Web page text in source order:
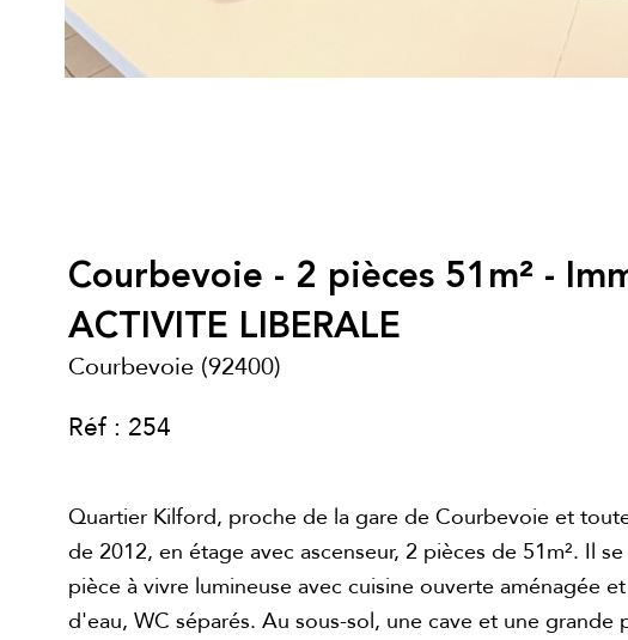
Courbevoie - 2 pièces 51m² -
ACTIVITE LIBERALE
Courbevoie (92400)
Réf : 254
Quartier Kilford, proche de la gare de Courbevoie et
de 2012, en étage avec ascenseur, 2 pièces de 51m². Il
pièce à vivre lumineuse avec cuisine ouverte aménagée
d'eau, WC séparés. Au sous-sol, une cave et une